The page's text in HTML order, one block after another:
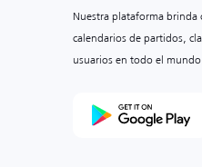
Nuestra plataforma
calendarios de partidos,
usuarios en todo el